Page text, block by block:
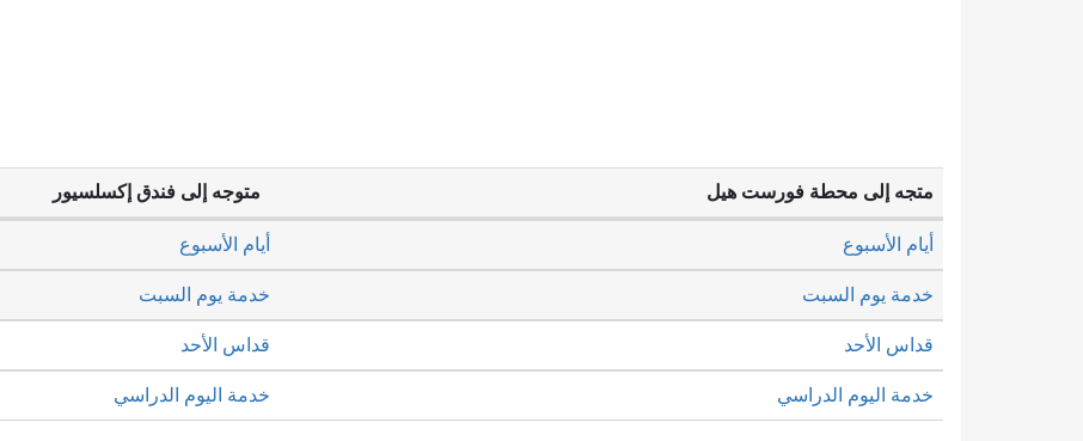
متجه إلى محطة فورست هيل متوجه إلى فندق إكسلسيور
خدمة يوم السبت خدمة يوم السبت
قداس الأحد قداس الأحد
أيام الأسبوع أيام الأسبوع
خدمة اليوم الدراسي خدمة اليوم الدراسي